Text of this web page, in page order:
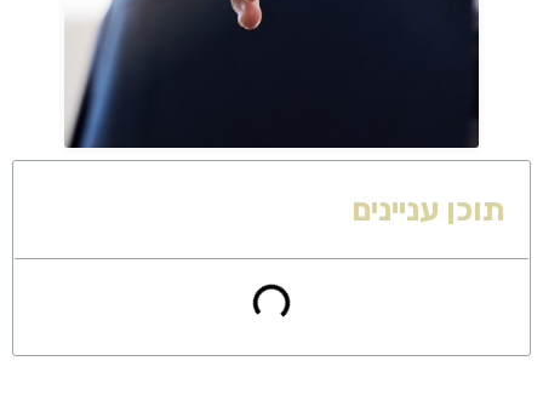
תוכן עניינים